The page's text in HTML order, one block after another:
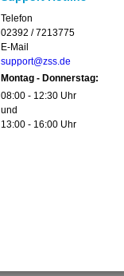
Telefon
02392 / 7213775
E-Mail
support@zss.de
Montag - Donnerstag:
08:00 - 12:30 Uhr
und
13:00 - 16:00 Uhr